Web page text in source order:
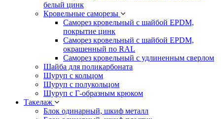
белый цинк
Кровельные саморезы
Саморез кровельный с шайбой EPDM,
покрытие цинк
Саморез кровельный с шайбой EPDM,
окрашенный по RAL
Саморез кровельный с удлиненным сверлом
Шайба для поликарбоната
Шуруп с кольцом
Шуруп с полукольцом
Шуруп с Г-образным крюком
Такелаж
Блок одинарный, шкиф металл